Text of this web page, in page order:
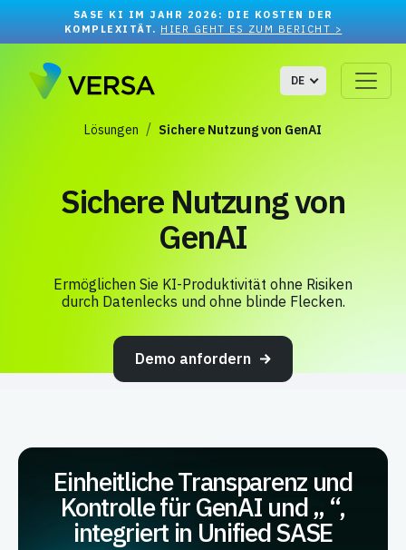
SASE KI IM JAHR 2026: DIE KOSTEN DER
KOMPLEXITÄT. HIER GEHT ES ZUM BERICHT >
DE
Lösungen Sichere Nutzung von GenAI
Sichere Nutzung von
GenAI
Ermöglichen Sie KI-Produktivität ohne Risiken
durch Datenlecks und ohne blinde Flecken.
Demo anfordern
Einheitliche Transparenz und
Kontrolle für GenAI und „ “,
integriert in Unified SASE